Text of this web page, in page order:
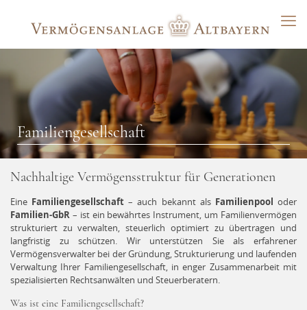
Familiengesellschaft
Nachhaltige Vermögensstruktur für Generationen
Eine Familiengesellschaft – auch bekannt als Familienpool oder
Familien-GbR – ist ein bewährtes Instrument, um Familienvermögen
strukturiert zu verwalten, steuerlich optimiert zu übertragen und
langfristig zu schützen. Wir unterstützen Sie als erfahrener
Vermögensverwalter bei der Gründung, Strukturierung und laufenden
Verwaltung Ihrer Familiengesellschaft, in enger Zusammenarbeit mit
spezialisierten Rechtsanwälten und Steuerberatern.
Was ist eine Familiengesellschaft?